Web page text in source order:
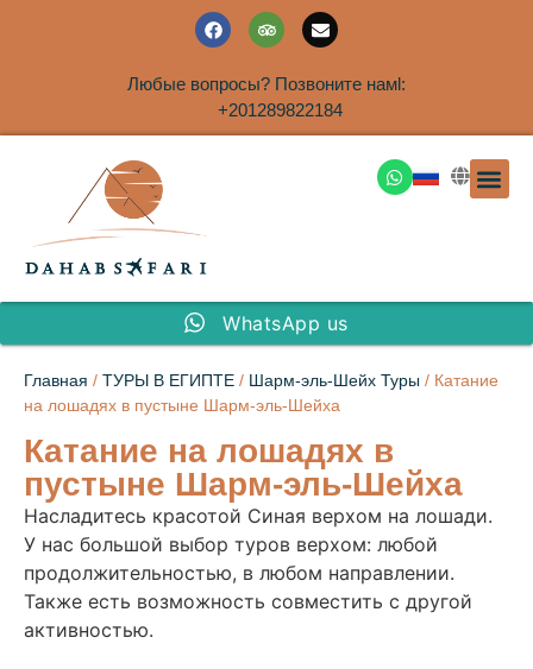
Любые вопросы? Позвоните намl:
+201289822184
WhatsApp us
Главная / ТУРЫ В ЕГИПТЕ / Шарм-эль-Шейх Туры / Катание
на лошадях в пустыне Шарм-эль-Шейха
Катание на лошадях в
пустыне Шарм-эль-Шейха
Насладитесь красотой Синая верхом на лошади.
У нас большой выбор туров верхом: любой
продолжительностью, в любом направлении.
Также есть возможность совместить с другой
активностью.